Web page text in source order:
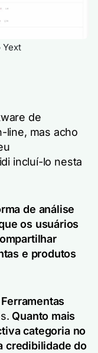
Yext
de
line, mas acho
incluí-lo nesta
de análise
os usuários
e produtos
Ferramentas
Quanto mais
categoria no
credibilidade do